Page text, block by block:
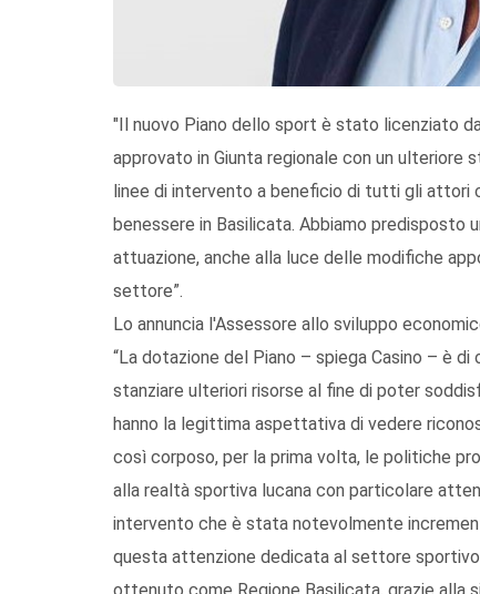
"Il nuovo Piano dello sport è stato licenziato
approvato in Giunta regionale con un ulteriore
linee di intervento a beneficio di tutti gli
benessere in Basilicata. Abbiamo
attuazione, anche alla luce delle modifiche
settore”.
Lo annuncia l'Assessore allo sviluppo
“La dotazione del Piano – spiega Casino – è
stanziare ulteriori risorse al fine di poter
hanno la legittima aspettativa di vedere
così corposo, per la prima volta, le politiche
alla realtà sportiva lucana con particolare
intervento che è stata notevolmente
questa attenzione dedicata al settore